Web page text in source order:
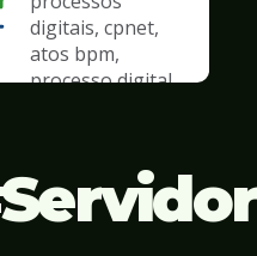
digitais, cpnet,
atos bpm,
processo digital
Servidor